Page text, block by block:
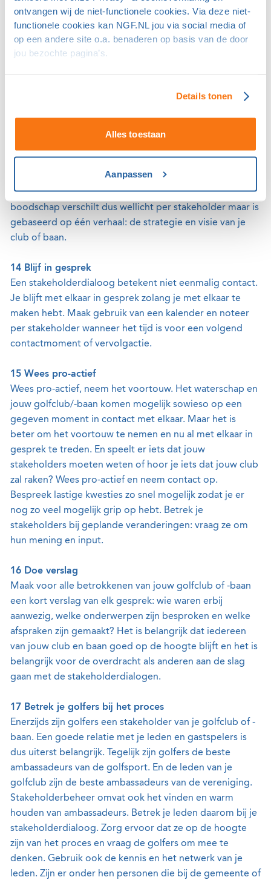
ontvangen wij de niet-functionele cookies. Via deze niet-
functionele cookies kan NGF.NL jou via social media of
op een andere site o.a. benaderen op basis van de door
jou bezochte pagina’s.
Details tonen
Alles toestaan
Aanpassen
Stel je nooit arrogant op. Jij bent deskundig op het
gebied van golf en het belang van sporten, maar je
gesprekspartner weet wellicht veel meer van energie,
water, flora, fauna, stikstof – noem maar op. Vraag je
13 Pas je boodschap aan
elke partij is anders. Met een school nabij je golfbaan ga
je wellicht minder de diepte in dan met een
gemeentebeleidsmedewerker van het waterschap. Je
boodschap verschilt dus wellicht per stakeholder maar is
gebaseerd op één verhaal: de strategie en visie van je
club of baan.
14 Blijf in gesprek
Een stakeholderdialoog betekent niet eenmalig contact.
Je blijft met elkaar in gesprek zolang je met elkaar te
maken hebt. Maak gebruik van een kalender en noteer
per stakeholder wanneer het tijd is voor een volgend
contactmoment of vervolgactie.
15 Wees pro-actief
Wees pro-actief, neem het voortouw. Het waterschap en
jouw golfclub/-baan komen mogelijk sowieso op een
gegeven moment in contact met elkaar. Maar het is
beter om het voortouw te nemen en nu al met elkaar in
gesprek te treden. En speelt er iets dat jouw
stakeholders moeten weten of hoor je iets dat jouw club
zal raken? Wees pro-actief en neem contact op.
Bespreek lastige kwesties zo snel mogelijk zodat je er
nog zo veel mogelijk grip op hebt. Betrek je
stakeholders bij geplande veranderingen: vraag ze om
hun mening en input.
16 Doe verslag
Maak voor alle betrokkenen van jouw golfclub of -baan
een kort verslag van elk gesprek: wie waren erbij
aanwezig, welke onderwerpen zijn besproken en welke
afspraken zijn gemaakt? Het is belangrijk dat iedereen
van jouw club en baan goed op de hoogte blijft en het is
belangrijk voor de overdracht als anderen aan de slag
gaan met de stakeholderdialogen.
17 Betrek je golfers bij het proces
Enerzijds zijn golfers een stakeholder van je golfclub of -
baan. Een goede relatie met je leden en gastspelers is
dus uiterst belangrijk. Tegelijk zijn golfers de beste
ambassadeurs van de golfsport. En de leden van je
golfclub zijn de beste ambassadeurs van de vereniging.
Stakeholderbeheer omvat ook het vinden en warm
houden van ambassadeurs. Betrek je leden daarom bij je
stakeholderdialoog. Zorg ervoor dat ze op de hoogte
zijn van het proces en vraag de golfers om mee te
denken. Gebruik ook de kennis en het netwerk van je
leden. Zijn er onder hen personen die bij de gemeente of